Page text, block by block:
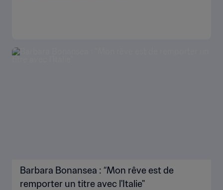
Barbara Bonansea : “Mon rêve est de
remporter un titre avec l'Italie"